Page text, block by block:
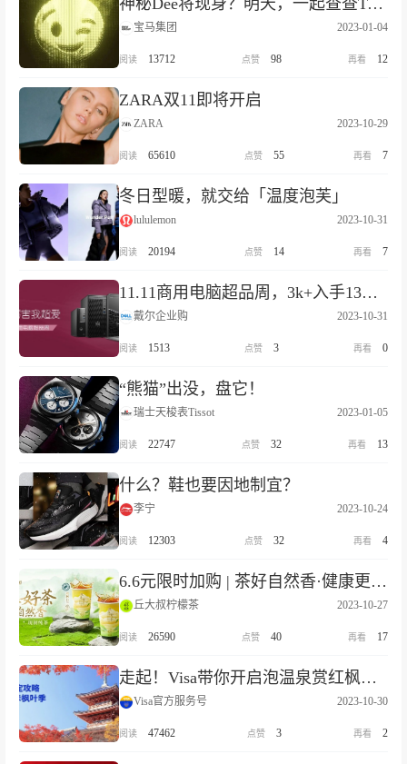
神秘Dee将现身？明天，一起查查TA的底细！
宝马集团 2023-01-04
13712 98 12
ZARA双11即将开启
ZARA 2023-10-29
65610 55 7
冬日型暖，就交给「温度泡芙」
lululemon 2023-10-31
20194 14 7
11.11商用电脑超品周，3k+入手13代i5+（512GB+1TB）
戴尔企业购 2023-10-31
1513 3 0
“熊猫”出没，盘它！
瑞士天梭表Tissot 2023-01-05
22747 32 13
什么？鞋也要因地制宜？
李宁 2023-10-24
12303 32 4
6.6元限时加购 | 茶好自然香·健康更轻盈
丘大叔柠檬茶 2023-10-27
26590 40 17
走起！Visa带你开启泡温泉赏红枫的秋韵京都之旅
Visa官方服务号 2023-10-30
47462 3 2